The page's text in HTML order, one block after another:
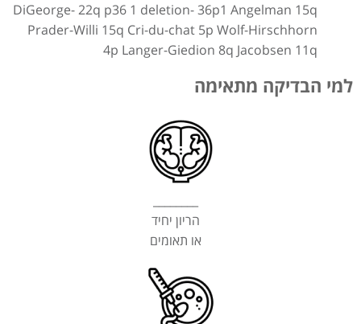
DiGeorge- 22q p36 1 deletion- 36p1 Angelman 15q
Prader-Willi 15q Cri-du-chat 5p Wolf-Hirschhorn
4p Langer-Giedion 8q Jacobsen 11q
למי הבדיקה מתאימה
הריון יחיד
או תאומים